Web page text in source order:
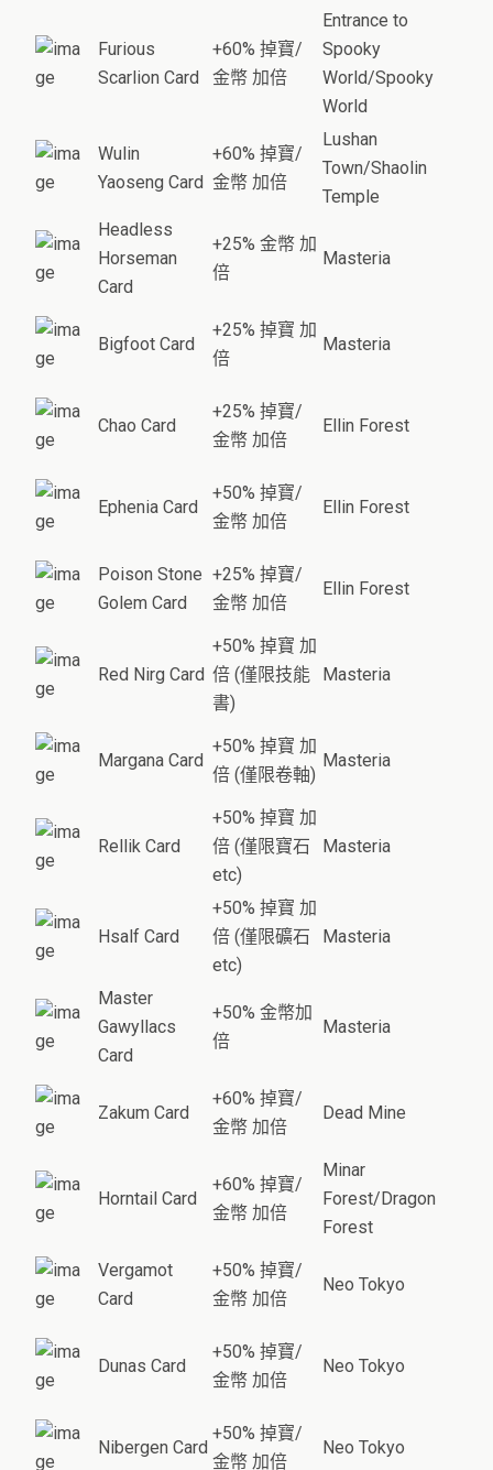
Furious
Scarlion Card
+60% 掉寶/
金幣 加倍
Entrance to
Spooky
World/Spooky
World
Wulin
Yaoseng Card
+60% 掉寶/
金幣 加倍
Lushan
Town/Shaolin
Temple
Headless
Horseman
Card
+25% 金幣 加
倍
Masteria
Bigfoot Card
+25% 掉寶 加
倍
Masteria
Chao Card
+25% 掉寶/
金幣 加倍
Ellin Forest
Ephenia Card
+50% 掉寶/
金幣 加倍
Ellin Forest
Poison Stone
Golem Card
+25% 掉寶/
金幣 加倍
Ellin Forest
Red Nirg Card
+50% 掉寶 加
倍 (僅限技能
書)
Masteria
Margana Card
+50% 掉寶 加
倍 (僅限卷軸)
Masteria
Rellik Card
+50% 掉寶 加
倍 (僅限寶石
etc)
Masteria
Hsalf Card
+50% 掉寶 加
倍 (僅限礦石
etc)
Masteria
Master
Gawyllacs
Card
+50% 金幣加
倍
Masteria
Zakum Card
+60% 掉寶/
金幣 加倍
Dead Mine
Horntail Card
+60% 掉寶/
金幣 加倍
Minar
Forest/Dragon
Forest
Vergamot
Card
+50% 掉寶/
金幣 加倍
Neo Tokyo
Dunas Card
+50% 掉寶/
金幣 加倍
Neo Tokyo
Nibergen Card
+50% 掉寶/
金幣 加倍
Neo Tokyo